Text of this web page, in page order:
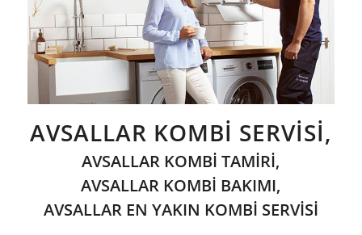
AVSALLAR KOMBİ SERVİSİ,
AVSALLAR KOMBİ TAMİRİ,
AVSALLAR KOMBİ BAKIMI,
AVSALLAR EN YAKIN KOMBİ SERVİSİ